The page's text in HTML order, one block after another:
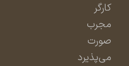
مجرب
صورت
می‌پذیرد